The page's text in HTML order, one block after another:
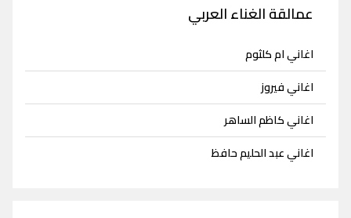
عمالقة الغناء العربي
اغاني ام كلثوم
اغاني فيروز
اغاني كاظم الساهر
اغاني عبد الحليم حافظ